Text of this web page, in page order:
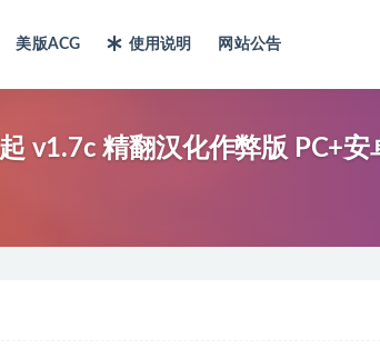
美版ACG 使用说明 网站公告
v1.7c 精翻汉化作弊版 PC+安